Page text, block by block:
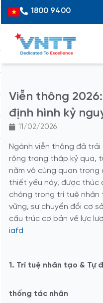
content
Vietnamese
1800 9400
Viễn thông
định hình kỷ
11/02/2026
Ngành viễn thông đã
rộng trong thập kỷ qua,
năm vô cùng quan trọng
thiết yếu này, được thúc
chóng trong trí tuệ nhân
vững, sự chuyển đổi cơ
cấu trúc cơ bản về lực
iafd
1. Trí tuệ nhân tạo & Tự
thống tác nhân